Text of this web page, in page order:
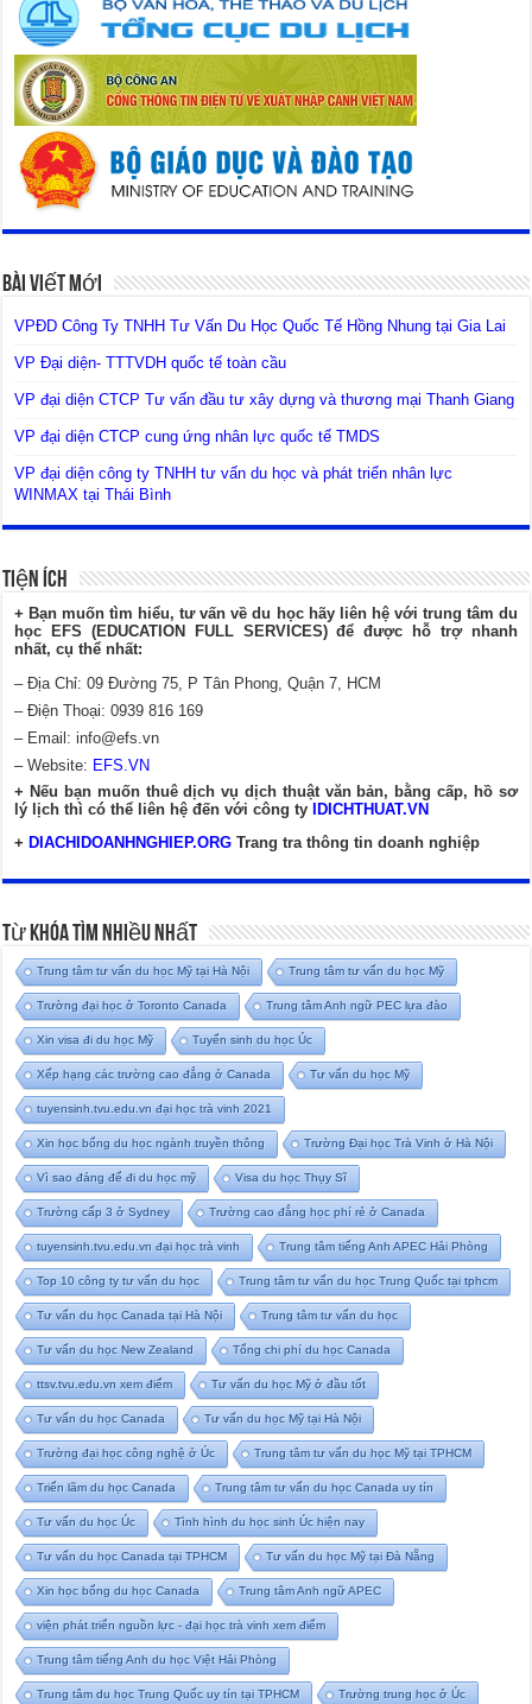
Bài Viết Mới
VPĐD Công Ty TNHH Tư Vấn Du Học Quốc Tế Hồng Nhung tại Gia Lai
VP Đại diện- TTTVDH quốc tế toàn cầu
VP đại diện CTCP Tư vấn đầu tư xây dựng và thương mại Thanh Giang
VP đại diện CTCP cung ứng nhân lực quốc tế TMDS
VP đại diện công ty TNHH tư vấn du học và phát triển nhân lực
WINMAX tại Thái Bình
Tiện Ích
+ Bạn muốn tìm hiểu, tư vấn về du học hãy liên hệ với trung tâm du
học EFS (EDUCATION FULL SERVICES) để được hỗ trợ nhanh
nhất, cụ thể nhất:
– Địa Chỉ: 09 Đường 75, P Tân Phong, Quận 7, HCM
– Điện Thoại: 0939 816 169
– Email:info@efs.vn
– Website: EFS.VN
+ Nếu bạn muốn thuê dịch vụ dịch thuật văn bản, bằng cấp, hồ sơ
lý lịch thì có thể liên hệ đến với công ty
IDICHTHUAT.VN
+ DIACHIDOANHNGHIEP.ORG Trang tra thông tin doanh nghiệp
Từ Khóa Tìm Nhiều Nhất
Trung tâm tư vấn du học Mỹ tại Hà Nội Trung tâm tư vấn du học Mỹ
Trường đại học ở Toronto Canada Trung tâm Anh ngữ PEC lựa đào
Xin visa đi du học Mỹ Tuyển sinh du học Úc
Xếp hạng các trường cao đẳng ở Canada Tư vấn du học Mỹ
tuyensinh.tvu.edu.vn đại học trà vinh 2021
Xin học bổng du học ngành truyền thông Trường Đại học Trà Vinh ở Hà Nội
Vì sao đáng để đi du học mỹ Visa du học Thụy Sĩ
Trường cấp 3 ở Sydney Trường cao đẳng học phí rẻ ở Canada
tuyensinh.tvu.edu.vn đại học trà vinh Trung tâm tiếng Anh APEC Hải Phòng
Top 10 công ty tư vấn du học Trung tâm tư vấn du học Trung Quốc tại tphcm
Tư vấn du học Canada tại Hà Nội Trung tâm tư vấn du học
Tư vấn du học New Zealand Tổng chi phí du học Canada
ttsv.tvu.edu.vn xem điểm Tư vấn du học Mỹ ở đầu tốt
Tư vấn du học Canada Tư vấn du học Mỹ tại Hà Nội
Trường đại học công nghệ ở Úc Trung tâm tư vấn du học Mỹ tại TPHCM
Triển lãm du học Canada Trung tâm tư vấn du học Canada uy tín
Tư vấn du học Úc Tình hình du học sinh Úc hiện nay
Tư vấn du học Canada tại TPHCM Tư vấn du học Mỹ tại Đà Nẵng
Xin học bổng du học Canada Trung tâm Anh ngữ APEC
viện phát triển nguồn lực - đại học trà vinh xem điểm
Trung tâm tiếng Anh du học Việt Hải Phòng
Trung tâm du học Trung Quốc uy tín tại TPHCM Trường trung học ở Úc